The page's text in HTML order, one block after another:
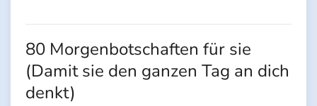
80 Morgenbotschaften für sie
(Damit sie den ganzen Tag an dich
denkt)